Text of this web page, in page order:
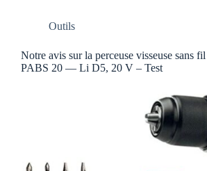
Outils
Notre avis sur la perceuse visseuse sans
PABS 20 — Li D5, 20 V – Test